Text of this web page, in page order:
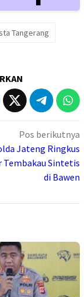
Tangerang
Pos berikutnya
Jateng Ringkus
Tembakau Sintetis
di Bawen